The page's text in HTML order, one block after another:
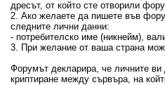
дресът, от който сте отворили
2. Ако желаете да пишете във
следните лични данни:
- потребителско име (никнейм),
3. При желание от ваша страна
Форумът декларира, че личните ви
криптиране между сървъра, на